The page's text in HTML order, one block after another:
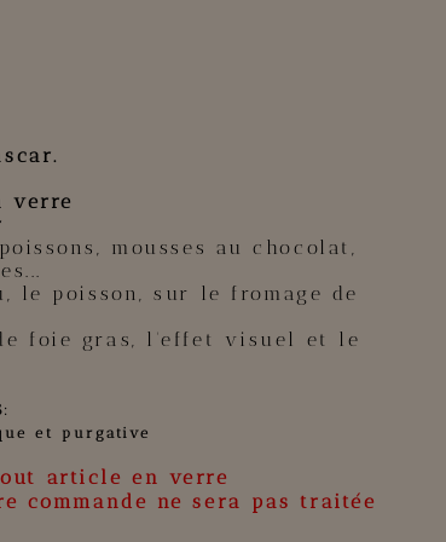
verre
mousses au chocolat,
le poisson, sur le fromage de
foie gras, l'effet visuel et le
:
et purgative
article en verre
commande ne sera pas traitée